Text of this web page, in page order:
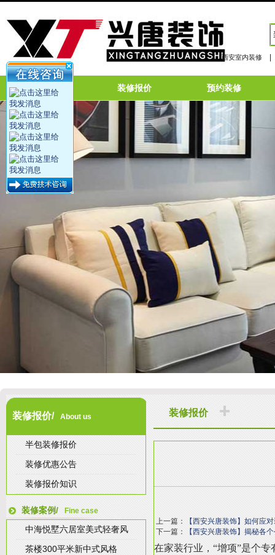
西安室内装修
网站首页 装修报价 预约装修
装修报价/ About us
半包装修报价
装修优惠公告
装修报价知识
装修案例/ Fine case
中海悦墅六居室美式轻奢风
茶楼300平米新中式风格
装修报价
上一篇：
【西安兴唐装饰】如何应
下一篇：
【西安兴唐装饰】揭秘各
在家装行业，“增项”是个